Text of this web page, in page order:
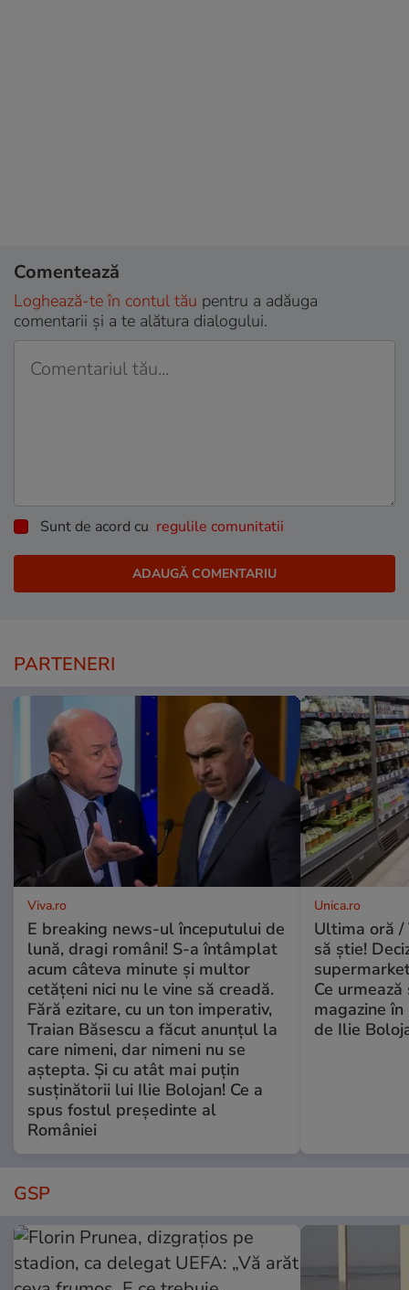
Comentează
Loghează-te în contul tău pentru a adăuga
comentarii și a te alătura dialogului.
Sunt de acord cu regulile comunitatii
PARTENERI
Viva.ro
E breaking news-ul începutului de
lună, dragi români! S-a întâmplat
acum câteva minute și multor
cetățeni nici nu le vine să creadă.
Fără ezitare, cu un ton imperativ,
Traian Băsescu a făcut anunțul la
care nimeni, dar nimeni nu se
aștepta. Și cu atât mai puțin
susținătorii lui Ilie Bolojan! Ce a
spus fostul președinte al
României
Unica.ro
Ultima oră /
să știe!
Ce
magazine
de Ilie
GSP